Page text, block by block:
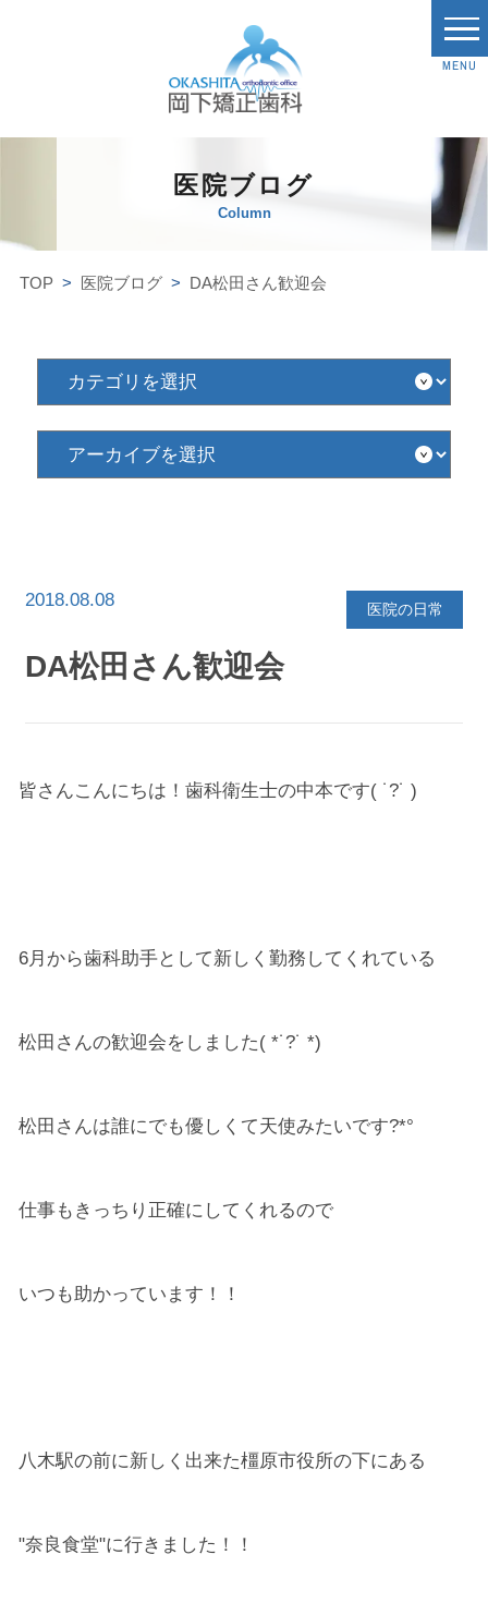
MENU
医院ブログ
Column
TOP 医院ブログ DA松田さん歓迎会
カ
ゴ
を
ア
2018.08.08 医院の日常
DA松田さん歓迎会
皆さんこんにちは！歯科衛生士の中本です( ˙?˙ )
6月から歯科助手として新しく勤務してくれている
松田さんの歓迎会をしました( *˙?˙ *)
松田さんは誰にでも優しくて天使みたいです?*°
仕事もきっちり正確にしてくれるので
いつも助かっています！！
八木駅の前に新しく出来た橿原市役所の下にある
"奈良食堂"に行きました！！